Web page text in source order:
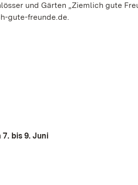
und Gärten „Ziemlich gute
gute-freunde.de.
7. bis 9. Juni